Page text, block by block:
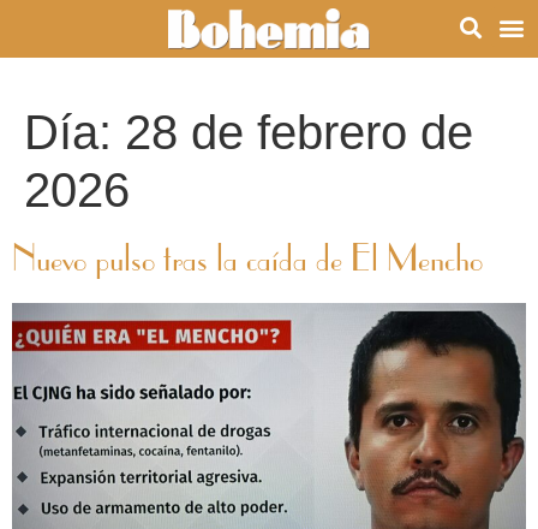
Día: 28 de febrero de
2026
Nuevo pulso tras la caída de El Mencho